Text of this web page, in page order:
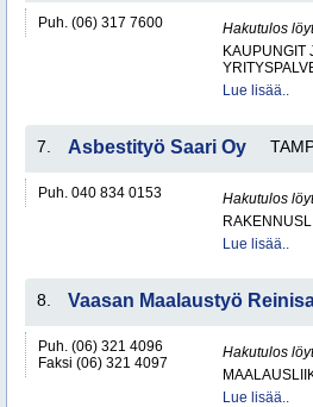
Puh. (06) 317 7600
Hakutulos
KAUPUNGIT
Lue lisää..
7. Asbestityö Saari Oy
Puh. 040 834 0153
Hakutulos
Lue lisää..
8. Vaasan Maalaustyö
Puh. (06) 321 4096
Faksi (06) 321 4097
Hakutulos
Lue lisää..